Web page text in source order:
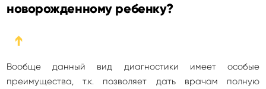
новорожденному ребенку?
➔
Вообще данный вид диагностики имеет особые
преимущества, т.к. позволяет дать врачам полную